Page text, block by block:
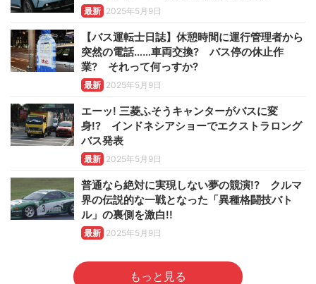
最新 2025年5月9日
【バス運転士日誌】休憩時間に運行管理者から
突然の電話……車両交換? バス停の休止作
業? それって何っすか?
最新 2025年5月9日
エーッ! 三菱ふそうキャンターがバスに変
身!? インドネシアショーでエクストラロング
バス発表
最新 2025年5月9日
普通なら絶対に実現しない夢の競演!? クルマ
界の伝説的な一戦となった「異種格闘技バト
ル」の裏側を激白!!
最新 2025年5月9日
もっと見る